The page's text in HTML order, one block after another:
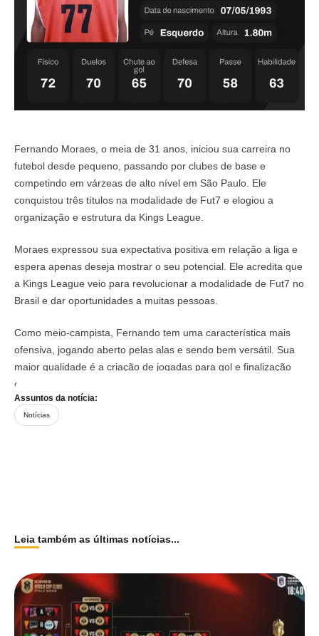
Fernando Moraes, o meia de 31 anos, iniciou sua carreira no
futebol desde pequeno, passando por clubes de base e
competindo em várzeas de alto nível em São Paulo. Ele
conquistou três títulos na modalidade de Fut7 e elogiou a
organização e estrutura da Kings League.
Moraes expressou sua expectativa positiva em relação a liga e
espera apenas deseja mostrar o seu potencial. Ele acredita que
a Kings League veio para revolucionar a modalidade de Fut7 no
Brasil e dar oportunidades a muitas pessoas.
Como meio-campista, Fernando tem uma característica mais
ofensiva, jogando aberto pelas alas e sendo bem versátil. Sua
maior qualidade é a criação de jogadas para gol e finalização
em gol, com um poder ofensivo forte.
Assuntos da notícia:
Notícias
Leia também as últimas notícias...